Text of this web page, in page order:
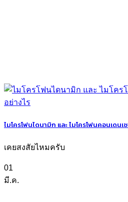
ไมโครโฟนไดนามิก และ ไมโครโฟนคอนเดน
เคยสงสัยไหมครับ
01
มี.ค.